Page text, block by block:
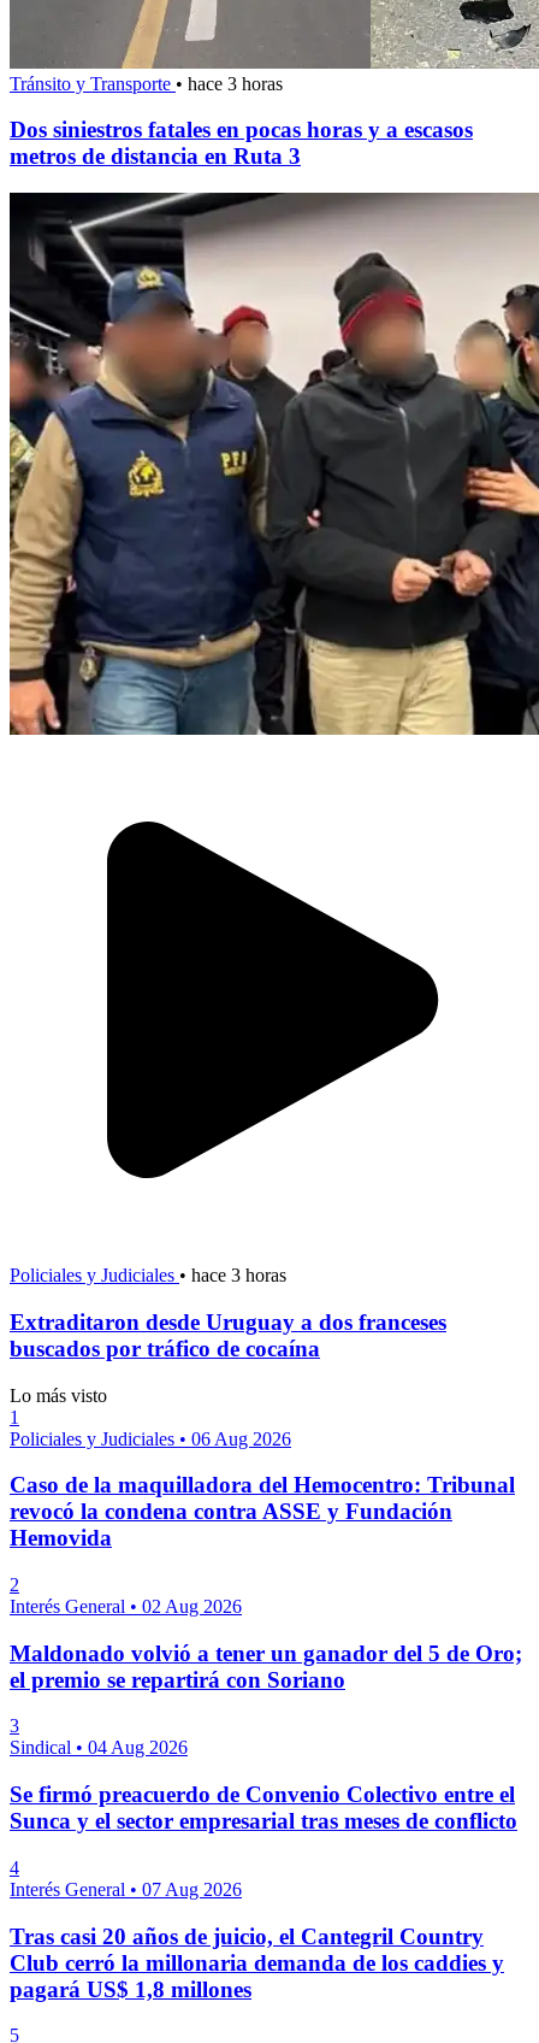
Tránsito y Transporte • hace 3 horas
Dos siniestros fatales en pocas horas y a escasos
metros de distancia en Ruta 3
Policiales y Judiciales • hace 3 horas
Extraditaron desde Uruguay a dos franceses
buscados por tráfico de cocaína
Lo más visto
1
Policiales y Judiciales • 06 Aug 2026
Caso de la maquilladora del Hemocentro: Tribunal
revocó la condena contra ASSE y Fundación
Hemovida
2
Interés General • 02 Aug 2026
Maldonado volvió a tener un ganador del 5 de Oro;
el premio se repartirá con Soriano
3
Sindical • 04 Aug 2026
Se firmó preacuerdo de Convenio Colectivo entre el
Sunca y el sector empresarial tras meses de conflicto
4
Interés General • 07 Aug 2026
Tras casi 20 años de juicio, el Cantegril Country
Club cerró la millonaria demanda de los caddies y
pagará US$ 1,8 millones
5